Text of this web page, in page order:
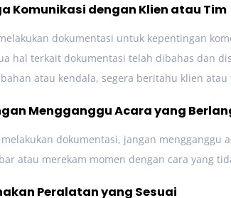
Komunikasi dengan Klien atau Tim
dokumentasi untuk kepentingan
hal terkait dokumentasi telah dibahas dan
atau kendala, segera beritahu klien
Mengganggu Acara yang
melakukan dokumentasi, jangan mengganggu
atau merekam momen dengan cara yang
Peralatan yang Sesuai